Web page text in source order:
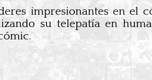
impresionantes en el
su telepatía en